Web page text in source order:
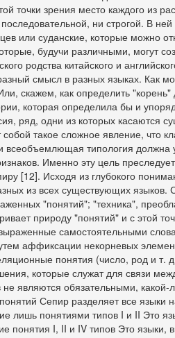
точки зрения место каждого из
ни строгой. В
или суданские, которые можно
будучи различными, могут
родства китайского и
смысл в разных языках. Как
скажем, как определить
которая определила бы и
ряд, одни из которых касаются
такое сложное явление, что
всеобъемлющая типология должна
Именно эту цель
[12]. Исходя из глубокого
из всех существующих
"понятий"; "техника",
природу "понятий" и с этой
самостоятельными
аффиксации некорневых
понятия (число, род и
которые служат для связи
являются обязательными, какой-
Сепир разделяет все языки
лишь понятиями типов I и II Это
понятия I, II и IV типов Это